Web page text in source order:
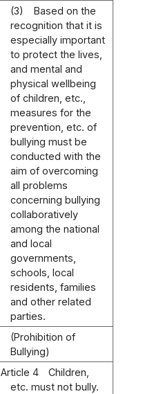
(3)
Based on the
recognition that it is
especially important
to protect the lives,
and mental and
physical wellbeing
of children, etc.,
measures for the
prevention, etc. of
bullying must be
conducted with the
aim of overcoming
all problems
concerning bullying
collaboratively
among the national
and local
governments,
schools, local
residents, families
and other related
parties.
(Prohibition of
Bullying)
Article 4
Children,
etc. must not bully.